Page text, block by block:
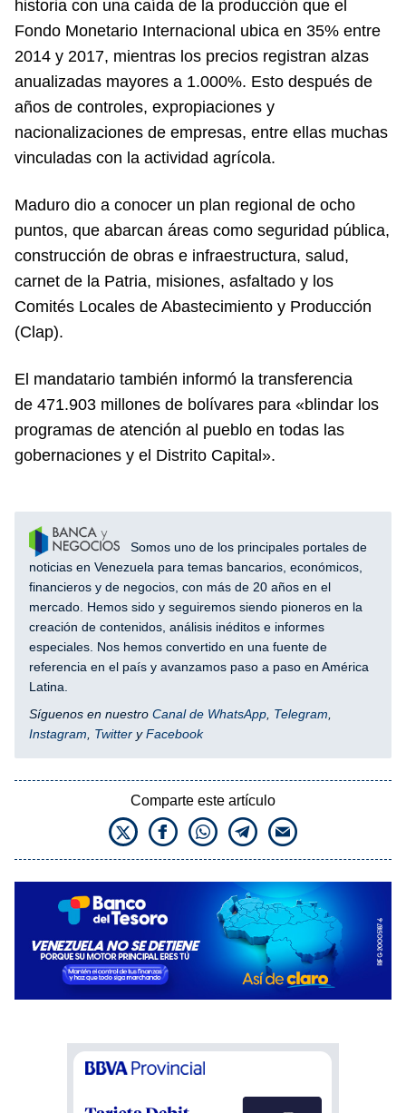
historia con una caída de la producción que el
Fondo Monetario Internacional ubica en 35% entre
2014 y 2017, mientras los precios registran alzas
anualizadas mayores a 1.000%. Esto después de
años de controles, expropiaciones y
nacionalizaciones de empresas, entre ellas muchas
vinculadas con la actividad agrícola.
Maduro dio a conocer un plan regional de ocho
puntos, que abarcan áreas como seguridad pública,
construcción de obras e infraestructura, salud,
carnet de la Patria, misiones, asfaltado y los
Comités Locales de Abastecimiento y Producción
(Clap).
El mandatario también informó la transferencia
de 471.903 millones de bolívares para «blindar los
programas de atención al pueblo en todas las
gobernaciones y el Distrito Capital».
Somos uno de los principales portales de
noticias en Venezuela para temas bancarios, económicos,
financieros y de negocios, con más de 20 años en el
mercado. Hemos sido y seguiremos siendo pioneros en la
creación de contenidos, análisis inéditos e informes
especiales. Nos hemos convertido en una fuente de
referencia en el país y avanzamos paso a paso en América
Latina.
Síguenos en nuestro Canal de WhatsApp Telegram
Instagram
Twitter yFacebook
Comparte este artículo